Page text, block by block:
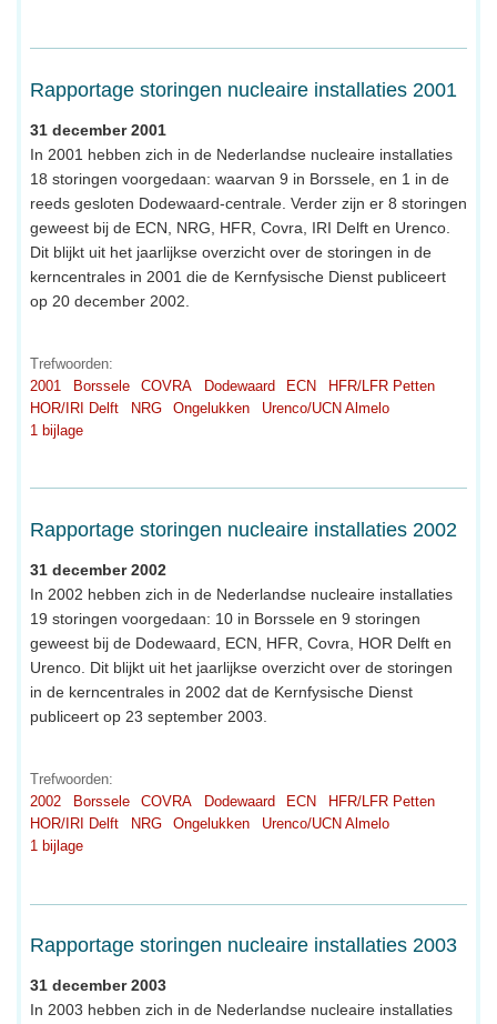
Rapportage storingen nucleaire installaties 2001
31 december 2001
In 2001 hebben zich in de Nederlandse nucleaire installaties
18 storingen voorgedaan: waarvan 9 in Borssele, en 1 in de
reeds gesloten Dodewaard-centrale. Verder zijn er 8 storingen
geweest bij de ECN, NRG, HFR, Covra, IRI Delft en Urenco.
Dit blijkt uit het jaarlijkse overzicht over de storingen in de
kerncentrales in 2001 die de Kernfysische Dienst publiceert
op 20 december 2002.
Trefwoorden:
2001
Borssele COVRA Dodewaard ECN
HFR/LFR Petten
HOR/IRI Delft
NRG Ongelukken
Urenco/UCN Almelo
1 bijlage
Rapportage storingen nucleaire installaties 2002
31 december 2002
In 2002 hebben zich in de Nederlandse nucleaire installaties
19 storingen voorgedaan: 10 in Borssele en 9 storingen
geweest bij de Dodewaard, ECN, HFR, Covra, HOR Delft en
Urenco. Dit blijkt uit het jaarlijkse overzicht over de storingen
in de kerncentrales in 2002 dat de Kernfysische Dienst
publiceert op 23 september 2003.
Trefwoorden:
2002
Borssele COVRA Dodewaard ECN
HFR/LFR Petten
HOR/IRI Delft
NRG Ongelukken
Urenco/UCN Almelo
1 bijlage
Rapportage storingen nucleaire installaties 2003
31 december 2003
In 2003 hebben zich in de Nederlandse nucleaire installaties